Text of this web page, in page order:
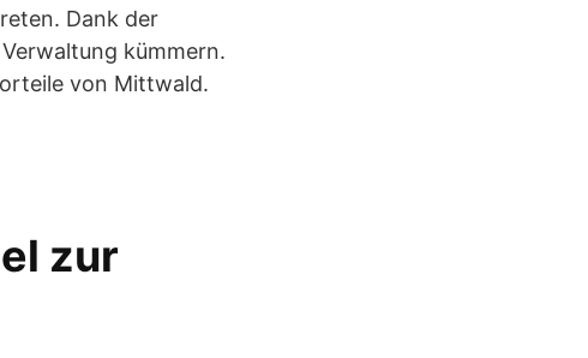
Dank der
kümmern.
von Mittwald.
zur